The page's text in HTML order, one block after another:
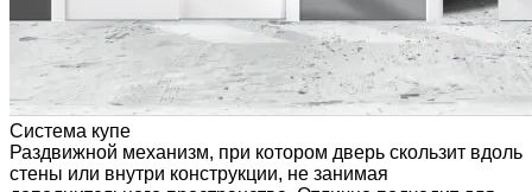
Система купе
Раздвижной механизм, при котором дверь скользит вдоль
стены или внутри конструкции, не занимая